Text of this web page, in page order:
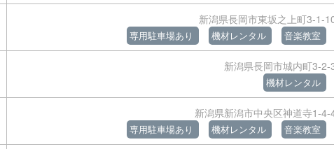
新潟県長岡市東坂之上町3-1-
専用駐車場あり 機材レンタル 音楽教室
新潟県長岡市城内町3-2-
機材レンタル
新潟県新潟市中央区神道寺1-4-
専用駐車場あり 機材レンタル 音楽教室